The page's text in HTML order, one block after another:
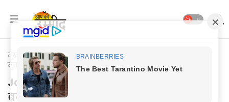
मुख्यपृष्ठ Jaunpur Update
Jaunpur News: गांवों को बाल विवाह
मुक्त बनाने का लिया गया संकल्प
Jaunpur News: गांवों को बाल विवाह मुक्त
बनाने का लिया गया संकल्प